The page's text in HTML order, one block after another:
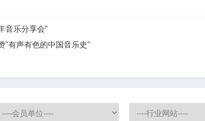
音乐分享会”
"有声有色的中国音乐史"